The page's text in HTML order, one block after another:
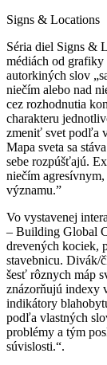
Signs & Locations
Séria diel Signs &
médiách od
autorkiných slov
niečím alebo nad
cez rozhodnutia
charakteru
zmeniť svet podľa
Mapa sveta sa
sebe rozpúšťajú.
niečím
významu.”
Vo vystavenej
– Building Global
drevených kociek,
stavebnicu. Divák/
šesť rôznych máp
znázorňujú indexy
indikátory
podľa vlastných
problémy a tým
súvislosti.“.